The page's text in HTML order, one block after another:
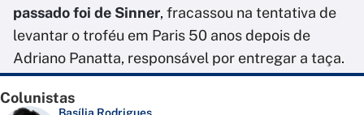
passado foi de Sinner, fracassou na tentativa de
levantar o troféu em Paris 50 anos depois de
Adriano Panatta, responsável por entregar a taça.
Colunistas